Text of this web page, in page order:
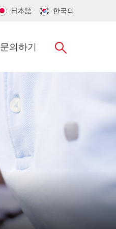
日本語 한국의
문의하기